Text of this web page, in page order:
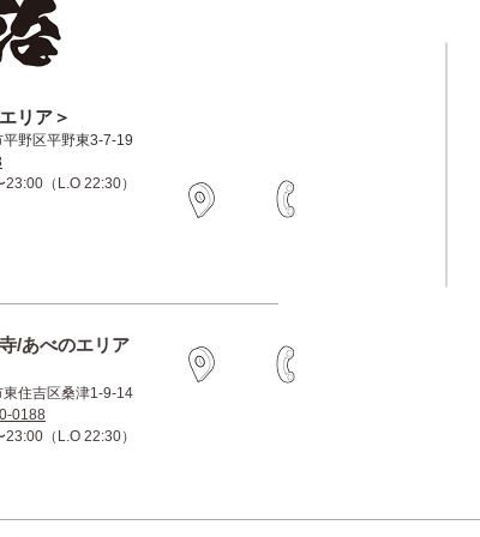
リア＞
野区平野東3-7-19
（L.O 22:30）
/あべのエリア
住吉区桑津1-9-14
0188
（L.O 22:30）